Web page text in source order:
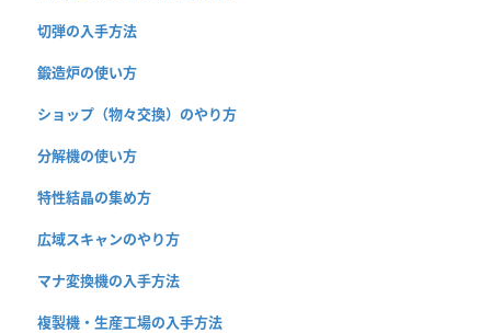
切弾の入手方法
鍛造炉の使い方
ショップ（物々交換）のやり方
分解機の使い方
特性結晶の集め方
広域スキャンのやり方
マナ変換機の入手方法
複製機・生産工場の入手方法